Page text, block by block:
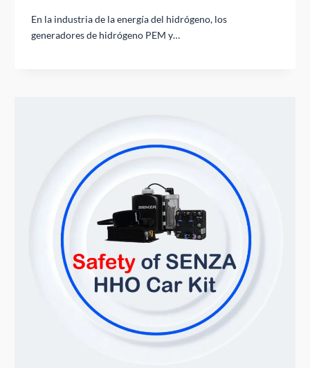
En la industria de la energía del hidrógeno, los
generadores de hidrógeno PEM y…